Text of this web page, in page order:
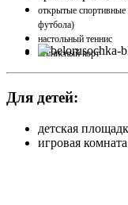
открытые
футбола)
настольный теннис
теннисный корт
Для детей:
детская
игровая